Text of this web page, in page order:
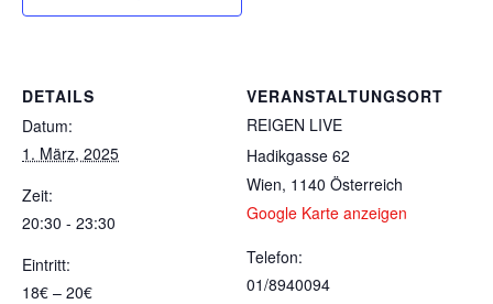
DETAILS
Datum:
1. März, 2025
Zeit:
20:30 - 23:30
Eintritt:
18€ – 20€
VERANSTALTUNGSORT
REIGEN LIVE
Hadikgasse 62
Wien, 1140 Österreich
Google Karte anzeigen
Telefon:
01/8940094